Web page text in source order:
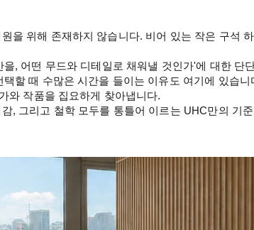
을 위해 존재하지 않습니다. 비어 있는 작은 구석
, 어떤 무드와 디테일로 채워낼 것인가'에 대한 단
할 때 수많은 시간을 들이는 이유도 여기에 있습
와 작품을 집요하게 찾아냅니다.
, 그리고 철학 모두를 통틀어 이르는 UHC만의 기